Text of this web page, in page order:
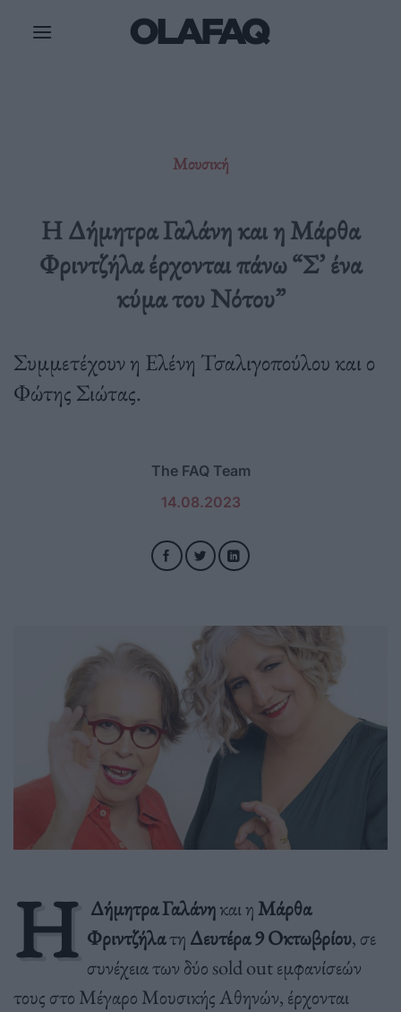
Μουσική
Η Δήμητρα Γαλάνη και η Μάρθα
Φριντζήλα έρχονται πάνω “Σ’ ένα
κύμα του Νότου”
Συμμετέχουν η Ελένη Τσαλιγοπούλου και ο
Φώτης Σιώτας.
The FAQ Team
14.08.2023
H Δήμητρα Γαλάνηκαι ηΜάρθα
Φριντζήλατη Δευτέρα 9 Οκτωβρίου, σε
συνέχεια των δύο sold out εμφανίσεών
τους στο Μέγαρο Μουσικής Αθηνών, έρχονται